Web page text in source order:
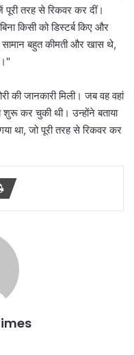
पूरी तरह से रिकवर कर दीं।
किसी को डिस्टर्ब किए और
सामान बहुत कीमती और खास थे,
की जानकारी मिली। जब वह वहां
कर चुकी थी। उन्होंने बताया
था, जो पूरी तरह से रिकवर कर